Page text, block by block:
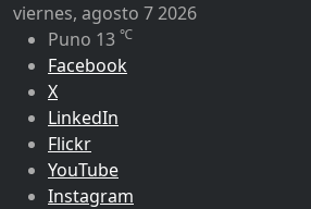
viernes, agosto 7 2026
Puno 13 ℃
Facebook
X
LinkedIn
Flickr
YouTube
Instagram